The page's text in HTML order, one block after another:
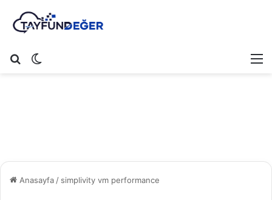
Arama yap ...
Anasayfa/ simplivity vm performance